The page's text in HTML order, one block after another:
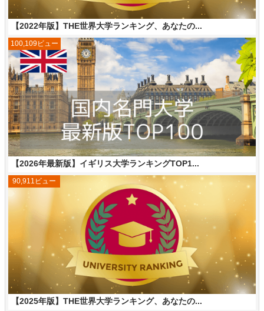
【2022年版】THE世界大学ランキング、あなたの...
【2026年最新版】イギリス大学ランキングTOP1...
100,109ビュー
【2025年版】THE世界大学ランキング、あなたの...
90,911ビュー